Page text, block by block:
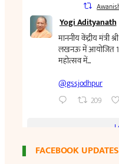
FACEBOOK UPDATES